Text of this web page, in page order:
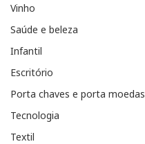
Vinho
Saúde e beleza
Infantil
Escritório
Porta chaves e porta moedas
Tecnologia
Textil